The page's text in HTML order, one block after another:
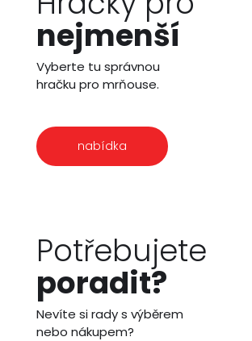
nejmenší
Vyberte tu správnou
hračku pro mrňouse.
nabídka
Potřebujete
poradit?
Nevíte si rady s výběrem
nebo nákupem?